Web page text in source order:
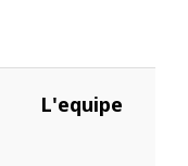
L'equipe